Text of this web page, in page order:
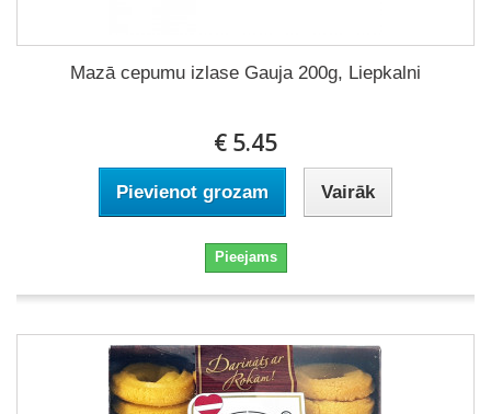
Mazā cepumu izlase Gauja 200g, Liepkalni
€ 5.45
Pievienot grozam Vairāk
Pieejams